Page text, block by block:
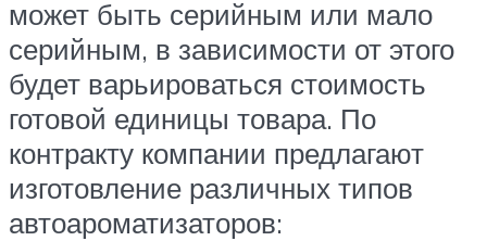
может быть серийным или мало
серийным, в зависимости от этого
будет варьироваться стоимость
готовой единицы товара. По
контракту компании предлагают
изготовление различных типов
автоароматизаторов: